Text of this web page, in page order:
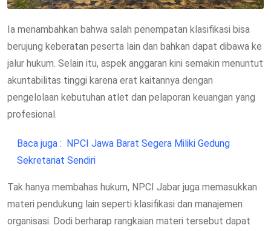
Ia menambahkan bahwa salah penempatan klasifikasi bisa
berujung keberatan peserta lain dan bahkan dapat dibawa ke
jalur hukum. Selain itu, aspek anggaran kini semakin menuntut
akuntabilitas tinggi karena erat kaitannya dengan
pengelolaan kebutuhan atlet dan pelaporan keuangan yang
profesional.
Baca juga :
NPCI Jawa Barat Segera Miliki Gedung
Sekretariat Sendiri
Tak hanya membahas hukum, NPCI Jabar juga memasukkan
materi pendukung lain seperti klasifikasi dan manajemen
organisasi. Dodi berharap rangkaian materi tersebut dapat